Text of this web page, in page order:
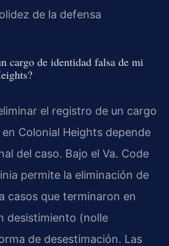
de la defensa
cargo de identidad falsa de mi
el registro de un cargo
Colonial Heights depende
del caso. Bajo el Va. Code
permite la eliminación de
casos que terminaron en
desistimiento (nolle
de desestimación. Las